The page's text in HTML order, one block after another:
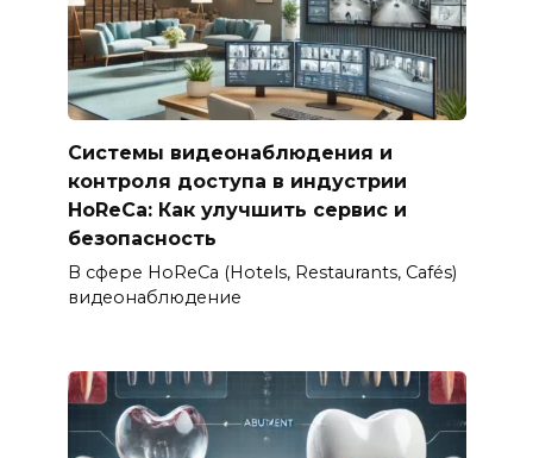
Системы видеонаблюдения и
контроля доступа в индустрии
HoReCa: Как улучшить сервис и
безопасность
В сфере HoReCa (Hotels, Restaurants, Cafés)
видеонаблюдение